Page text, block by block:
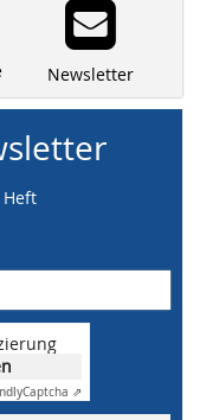
Newsletter
Captcha ⇗